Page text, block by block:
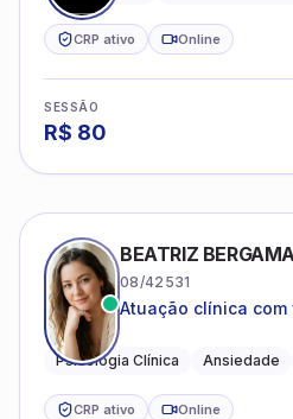
CRP ativo Online
SESSÃO
R$ 80
BEATRIZ
08/42531
Atuação clínica com
Psicologia Clínica Ansiedade
CRP ativo Online